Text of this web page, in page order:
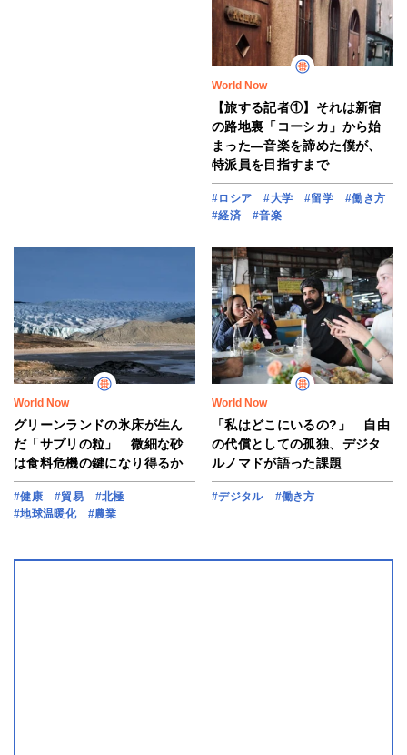
World Now
【旅する記者①】それは新宿
の路地裏「コーシカ」から始
まった―音楽を諦めた僕が、
特派員を目指すまで
#ロシア #大学 #留学
#働き方
#経済
#音楽
World Now
グリーンランドの氷床が生ん
だ「サプリの粒」 微細な砂
は食料危機の鍵になり得るか
#健康 #貿易
#北極
#地球温暖化
#農業
World Now
「私はどこにいるの?」 自由
の代償としての孤独、デジタ
ルノマドが語った課題
#デジタル #働き方